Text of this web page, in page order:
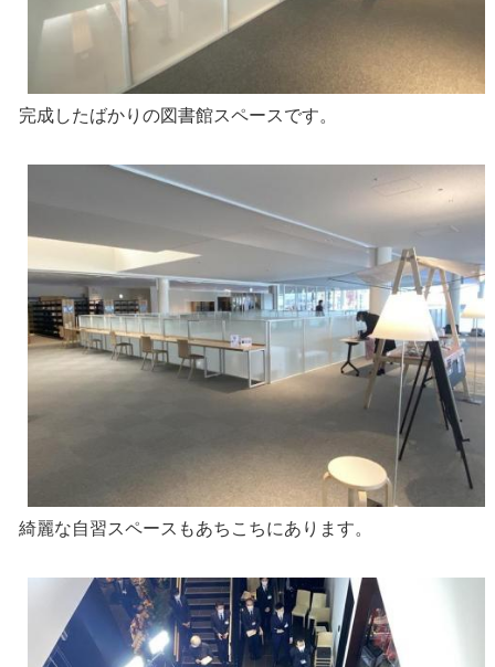
完成したばかりの図書館スペースです。
綺麗な自習スペースもあちこちにあります。